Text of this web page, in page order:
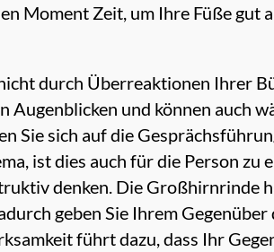
Moment Zeit, um Ihre Füße gut
durch Überreaktionen Ihrer
Augenblicken und können auch
Sie sich auf die
ist dies auch für die Person zu
denken. Die Großhirnrinde
geben Sie Ihrem Gegenüber
führt dazu, dass Ihr